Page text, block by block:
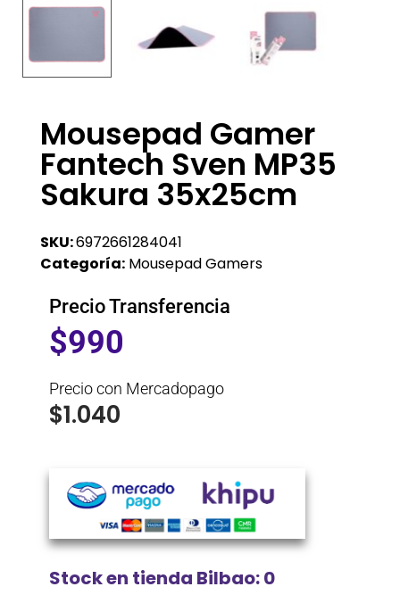
Mousepad Gamer
Fantech Sven MP35
Sakura 35x25cm
SKU:6972661284041
Categoría: Mousepad Gamers
Precio Transferencia
$990
Precio con Mercadopago
$1.040
Stock en tienda Bilbao: 0